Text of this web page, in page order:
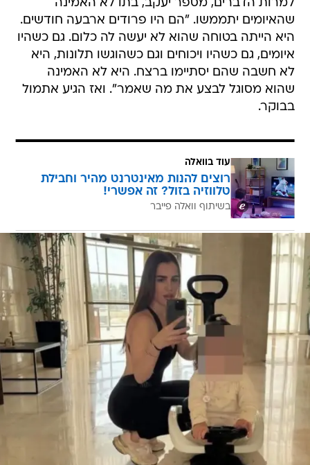
למרות הדברים, מספר יעקב, בתו לא האמינה
שהאיומים יתממשו. "הם היו פרודים ארבעה חודשים.
היא הייתה בטוחה שהוא לא יעשה לה כלום. גם כשהיו
איומים, גם כשהיו ויכוחים וגם כשהוגשו תלונות, היא
לא חשבה שהם יסתיימו ברצח. היא לא האמינה
שהוא מסוגל לבצע את מה שאמר". ואז הגיע אתמול
בבוקר.
עוד בוואלה
רוצים להנות מאינטרנט מהיר וחבילת
טלווזיה בזול? זה אפשרי!
בשיתוף וואלה פייבר